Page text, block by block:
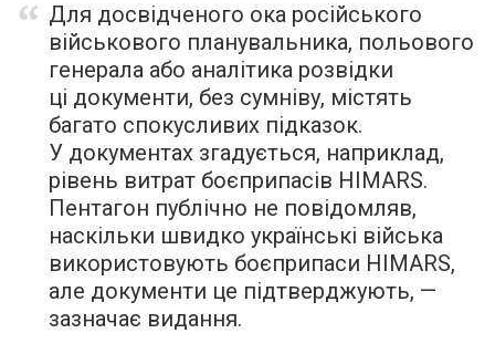
Для досвідченого ока російського
військового планувальника, польового
генерала або аналітика розвідки
ці документи, без сумніву, містять
багато спокусливих підказок.
У документах згадується, наприклад,
рівень витрат боєприпасів HIMARS.
Пентагон публічно не повідомляв,
наскільки швидко українські війська
використовують боєприпаси HIMARS,
але документи це підтверджують, —
зазначає видання.